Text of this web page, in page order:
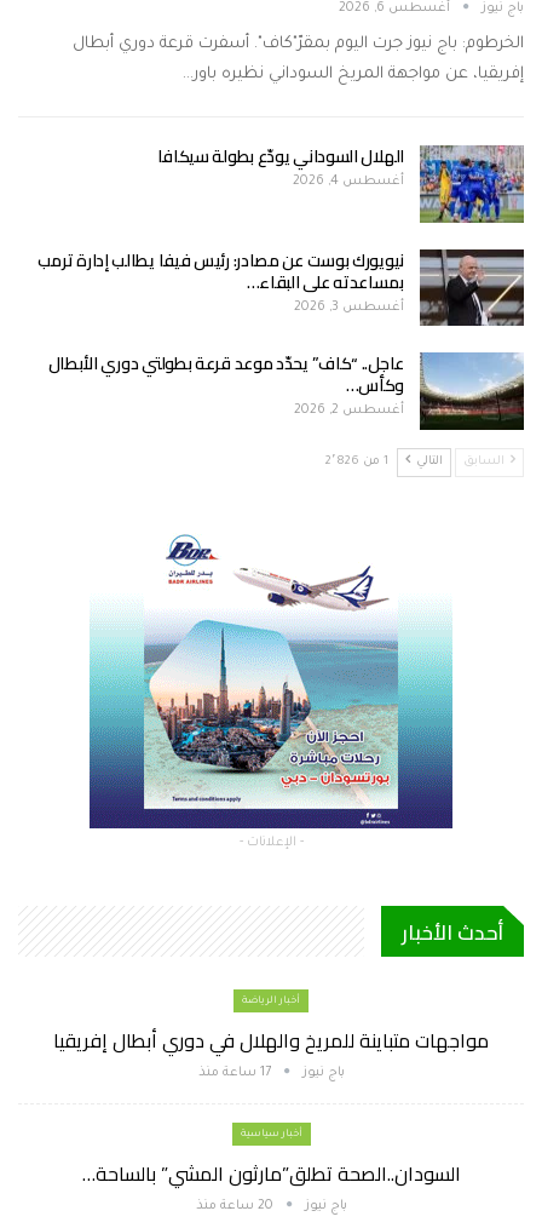
باج نيوز أغسطس 6, 2026
الخرطوم: باج نيوز جرت اليوم بمقرّ"كاف". أسفرت قرعة دوري أبطال
إفريقيا، عن مواجهة المريخ السوداني نظيره باور…
الهلال السوداني يودّع بطولة سيكافا
أغسطس 4, 2026
نيويورك بوست عن مصادر: رئيس فيفا يطالب إدارة ترمب
بمساعدته على البقاء…
أغسطس 3, 2026
عاجل.. “كاف” يحدّد موعد قرعة بطولتي دوري الأبطال
وكأس…
أغسطس 2, 2026
السابق التالي 1 من 2٬826
- الإعلانات -
أحدث الأخبار
أخبار الرياضة
مواجهات متباينة للمريخ والهلال في دوري أبطال إفريقيا
باج نيوز 17 ساعة منذ
أخبار سياسية
السودان..الصحة تطلق”مارثون المشي” بالساحة…
باج نيوز 20 ساعة منذ